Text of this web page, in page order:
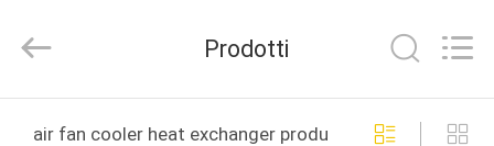
CASA
Reserved.
Prodotti
air fan cooler heat exchanger produzione online